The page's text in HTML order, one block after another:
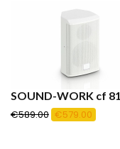
SOUND-WORK cf
€589.00Ursprünglicher
€579.00